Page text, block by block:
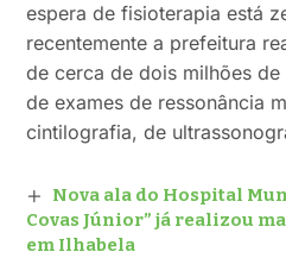
espera de fisioterapia está
recentemente a prefeitura
de cerca de dois milhões
de exames de ressonância
cintilografia, de
Nova ala do Hospital
Covas Júnior” já realizou
em Ilhabela